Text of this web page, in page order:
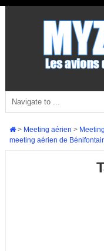
> Meeting aérien >
meeting aérien de